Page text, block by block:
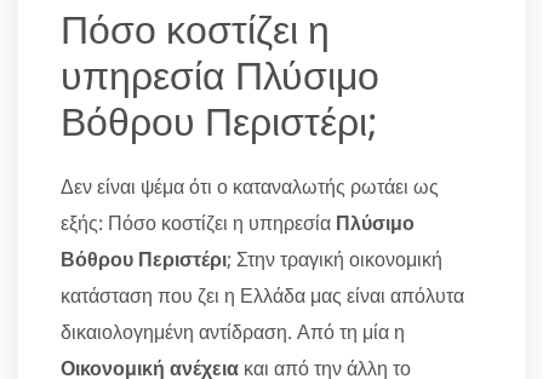
Πόσο κοστίζει η
υπηρεσία Πλύσιμο
Βόθρου Περιστέρι;
Δεν είναι ψέμα ότι ο καταναλωτής ρωτάει ως
εξής: Πόσο κοστίζει η υπηρεσία Πλύσιμο
Βόθρου Περιστέρι; Στην τραγική οικονομική
κατάσταση που ζει η Ελλάδα μας είναι απόλυτα
δικαιολογημένη αντίδραση. Από τη μία η
Οικονομική ανέχεια και από την άλλη το